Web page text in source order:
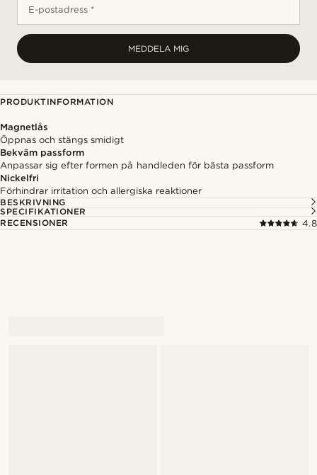
E-postadress *
MEDDELA MIG
PRODUKTINFORMATION
Magnetlås
Öppnas och stängs smidigt
Bekväm passform
Anpassar sig efter formen på handleden för bästa passform
Nickelfri
Förhindrar irritation och allergiska reaktioner
BESKRIVNING
SPECIFIKATIONER
RECENSIONER
4.8